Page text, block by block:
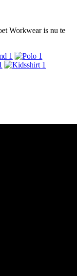
Workwear is nu te